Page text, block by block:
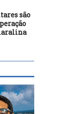
01/07/16
ferrovia Norte-Sul
são